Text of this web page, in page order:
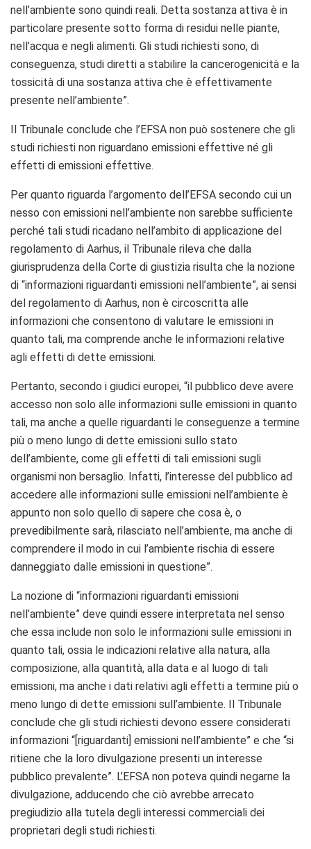
nell’ambiente sono quindi reali. Detta sostanza attiva è in
particolare presente sotto forma di residui nelle piante,
nell’acqua e negli alimenti. Gli studi richiesti sono, di
conseguenza, studi diretti a stabilire la cancerogenicità e la
tossicità di una sostanza attiva che è effettivamente
presente nell’ambiente”.
Il Tribunale conclude che l’EFSA non può sostenere che gli
studi richiesti non riguardano emissioni effettive né gli
effetti di emissioni effettive.
Per quanto riguarda l’argomento dell’EFSA secondo cui un
nesso con emissioni nell’ambiente non sarebbe sufficiente
perché tali studi ricadano nell’ambito di applicazione del
regolamento di Aarhus, il Tribunale rileva che dalla
giurisprudenza della Corte di giustizia risulta che la nozione
di “informazioni riguardanti emissioni nell’ambiente”, ai sensi
del regolamento di Aarhus, non è circoscritta alle
informazioni che consentono di valutare le emissioni in
quanto tali, ma comprende anche le informazioni relative
agli effetti di dette emissioni.
Pertanto, secondo i giudici europei, “il pubblico deve avere
accesso non solo alle informazioni sulle emissioni in quanto
tali, ma anche a quelle riguardanti le conseguenze a termine
più o meno lungo di dette emissioni sullo stato
dell’ambiente, come gli effetti di tali emissioni sugli
organismi non bersaglio. Infatti, l’interesse del pubblico ad
accedere alle informazioni sulle emissioni nell’ambiente è
appunto non solo quello di sapere che cosa è, o
prevedibilmente sarà, rilasciato nell’ambiente, ma anche di
comprendere il modo in cui l’ambiente rischia di essere
danneggiato dalle emissioni in questione”.
La nozione di “informazioni riguardanti emissioni
nell’ambiente” deve quindi essere interpretata nel senso
che essa include non solo le informazioni sulle emissioni in
quanto tali, ossia le indicazioni relative alla natura, alla
composizione, alla quantità, alla data e al luogo di tali
emissioni, ma anche i dati relativi agli effetti a termine più o
meno lungo di dette emissioni sull’ambiente. Il Tribunale
conclude che gli studi richiesti devono essere considerati
informazioni “[riguardanti] emissioni nell’ambiente” e che “si
ritiene che la loro divulgazione presenti un interesse
pubblico prevalente”. L’EFSA non poteva quindi negarne la
divulgazione, adducendo che ciò avrebbe arrecato
pregiudizio alla tutela degli interessi commerciali dei
proprietari degli studi richiesti.